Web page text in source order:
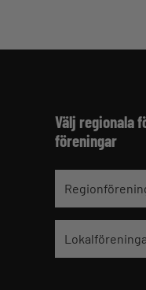
Välj regionala
föreningar